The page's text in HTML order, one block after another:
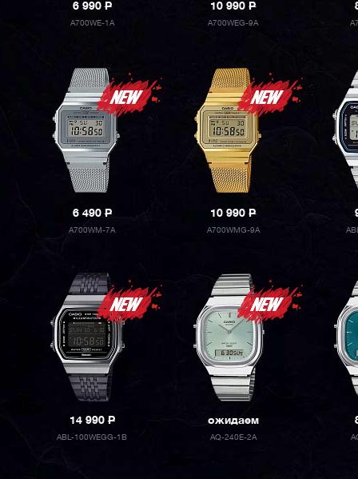
6 990P
A700WE-1A
10 990P
A700WEG-9A
6 490P
A700WM-7A
10 990P
A700WMG-9A
14 990P
ABL-100WEGG-1B
ожидаем
AQ-240E-2A